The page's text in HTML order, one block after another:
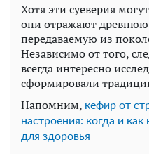
Хотя эти суеверия
они отражают древнюю
передаваемую из
Независимо от того,
всегда интересно
сформировали
Напомним, кефир от
настроения: когда и
для здоровья